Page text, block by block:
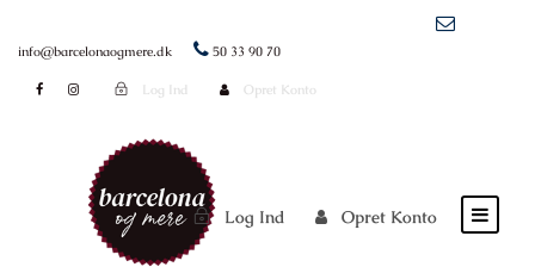
info@barcelonaogmere.dk 50 33 90 70
Log Ind Opret Konto
Log Ind Opret Konto